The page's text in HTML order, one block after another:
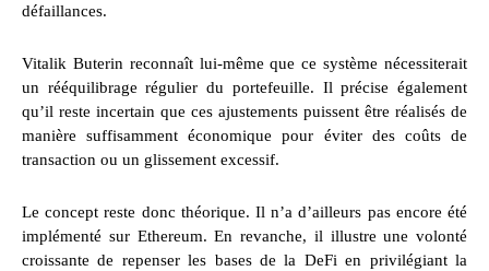
défaillances.
Vitalik Buterin reconnaît lui-même que ce système nécessiterait
un rééquilibrage régulier du portefeuille. Il précise également
qu’il reste incertain que ces ajustements puissent être réalisés de
manière suffisamment économique pour éviter des coûts de
transaction ou un glissement excessif.
Le concept reste donc théorique. Il n’a d’ailleurs pas encore été
implémenté sur Ethereum. En revanche, il illustre une volonté
croissante de repenser les bases de la DeFi en privilégiant la